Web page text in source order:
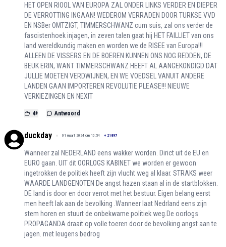
HET OPEN RIOOL VAN EUROPA ZAL ONDER LINKS VERDER EN DIEPER
DE VERROTTING INGAAN! WEDEROM VERRADEN DOOR TURKSE VVD
EN NSBer OMTZIGT, TIMMERSCHWANZ cum suis, zal ons verder de
fascistenhoek injagen, in zeven talen gaat hij HET FAILLIET van ons
land wereldkundig maken en worden we de RISEE van Europa!!!
ALLEEN DE VISSERS EN DE BOEREN KUNNEN ONS NOG REDDEN, DE
BEUK ERIN, WANT TIMMERSCHWANZ HEEFT AL AANGEKONDIGD DAT
JULLIE MOETEN VERDWIJNEN, EN WE VOEDSEL VANUIT ANDERE
LANDEN GAAN IMPORTEREN REVOLUTIE PLEASE!!! NIEUWE
VERKIEZINGEN EN NEXIT
4+ Antwoord
duckday 01 maart 2024 om 10:54 + 21897
Wanneer zal NEDERLAND eens wakker worden. Dirict uit de EU en
EURO gaan. UIT dit OORLOGS KABINET we worden er gewoon
ingetrokken de politiek heeft zijn vlucht weg al klaar. STRAKS weer
WAARDE LANDGENOTEN De angst hazen staan al in de startblokken.
DE land is door en door verrot met het bestuur. Eigen belang eerst
men heeft lak aan de bevolking .Wanneer laat Nedrland eens zijn
stem horen en stuurt de onbekwame politiek weg.De oorlogs
PROPAGANDA draait op volle toeren door de bevolking angst aan te
jagen. met leugens bedrog